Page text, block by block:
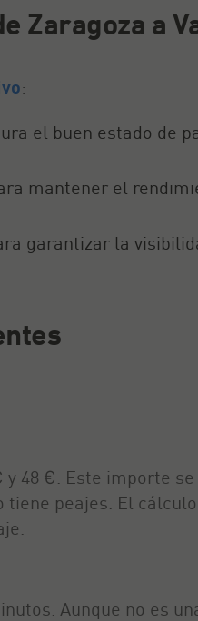
Zaragoza a
:
el buen estado de
mantener el
garantizar la
48 €. Este importe
peajes. El
Aunque no es